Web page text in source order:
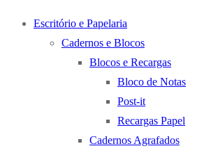
Escritório e Papelaria
Cadernos e Blocos
Blocos e Recargas
Bloco de Notas
Post-it
Recargas Papel
Cadernos Agrafados